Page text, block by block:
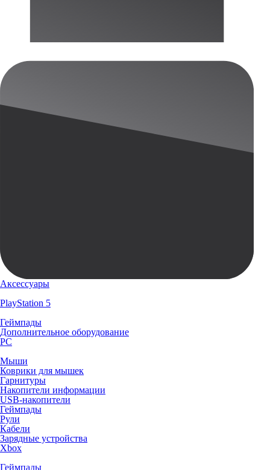
Аксессуары
PlayStation 5
Геймпады
Дополнительное оборудование
PC
Мыши
Коврики для мышек
Гарнитуры
Накопители информации
USB-накопители
Геймпады
Рули
Кабели
Зарядные устройства
Xbox
Геймпады